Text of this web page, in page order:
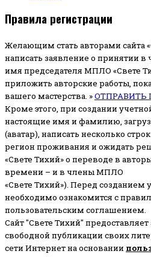
Правила регистрации
Желающим стать авторами сайта
написать заявление о принятии
имя председателя МПЛО «Свете
приложить авторские работы,
вашего мастерства. »ОТПРАВИТЬ
Кроме этого, при создании
настоящие имя и фамилию,
(аватар), написать несколько
регион проживания и ожидать
«Свете Тихий» о переводе в
времени – и в члены МПЛО
«Свете Тихий»). Перед созданием
необходимо ознакомится с
пользовательским соглашением.
Сайт "Свете Тихий"
свободной публикации своих
сети Интернет на основании